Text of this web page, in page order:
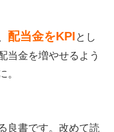
配当金をKPI とし
当金を増やせるよう
。
良書です。改めて読